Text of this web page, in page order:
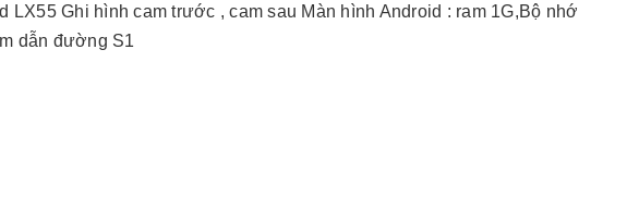
LX55 Ghi hình cam trước , cam sau Màn hình Android : ram 1G,Bộ nhớ
dẫn đường S1